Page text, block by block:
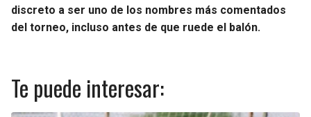
discreto a ser uno de los nombres más comentados
del torneo, incluso antes de que ruede el balón.
Te puede interesar: